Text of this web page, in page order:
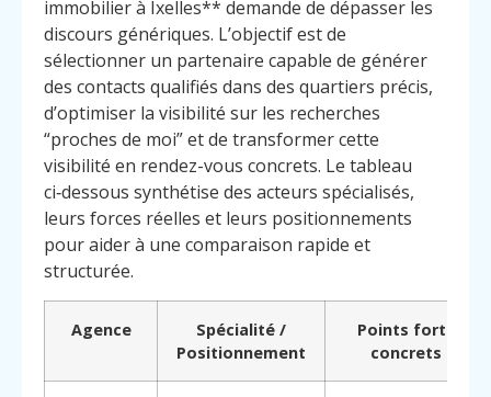
immobilier à Ixelles** demande de dépasser les
discours génériques. L’objectif est de
sélectionner un partenaire capable de générer
des contacts qualifiés dans des quartiers précis,
d’optimiser la visibilité sur les recherches
“proches de moi” et de transformer cette
visibilité en rendez-vous concrets. Le tableau
ci‑dessous synthétise des acteurs spécialisés,
leurs forces réelles et leurs positionnements
pour aider à une comparaison rapide et
structurée.
Agence
Spécialité /
Positionnement
Points forts
concrets